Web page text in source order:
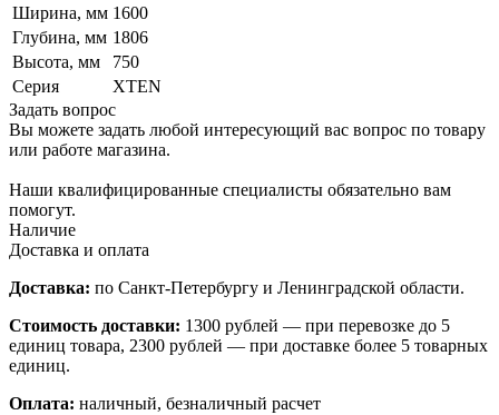
Ширина, мм 1600
Глубина, мм 1806
Высота, мм
750
Серия
XTEN
Задать вопрос
Вы можете задать любой интересующий вас вопрос по товару
или работе магазина.
Наши квалифицированные специалисты обязательно вам
помогут.
Наличие
Доставка и оплата
Доставка: по Санкт-Петербургу и Ленинградской области.
Стоимость доставки: 1300 рублей — при перевозке до 5
единиц товара, 2300 рублей — при доставке более 5 товарных
единиц.
Оплата: наличный, безналичный расчет